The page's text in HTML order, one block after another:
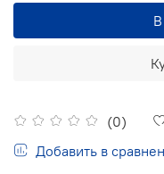
(0)
Добавить в